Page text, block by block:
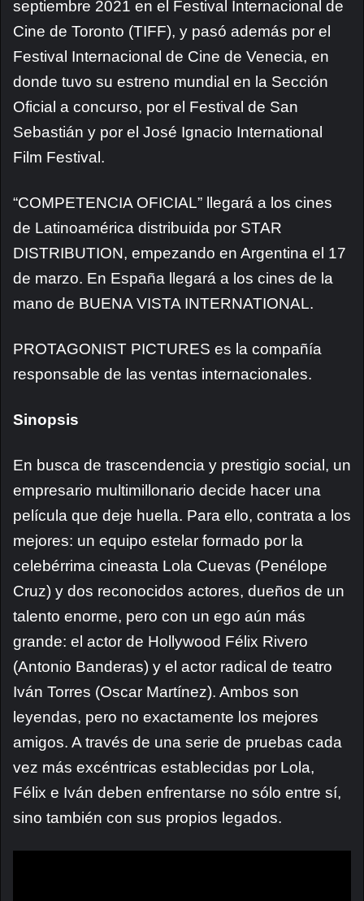
septiembre 2021 en el Festival Internacional de
Cine de Toronto (TIFF), y pasó además por el
Festival Internacional de Cine de Venecia, en
donde tuvo su estreno mundial en la Sección
Oficial a concurso, por el Festival de San
Sebastián y por el José Ignacio International
Film Festival.
“COMPETENCIA OFICIAL” llegará a los cines
de Latinoamérica distribuida por STAR
DISTRIBUTION, empezando en Argentina el 17
de marzo. En España llegará a los cines de la
mano de BUENA VISTA INTERNATIONAL.
PROTAGONIST PICTURES es la compañía
responsable de las ventas internacionales.
Sinopsis
En busca de trascendencia y prestigio social, un
empresario multimillonario decide hacer una
película que deje huella. Para ello, contrata a los
mejores: un equipo estelar formado por la
celebérrima cineasta Lola Cuevas (Penélope
Cruz) y dos reconocidos actores, dueños de un
talento enorme, pero con un ego aún más
grande: el actor de Hollywood Félix Rivero
(Antonio Banderas) y el actor radical de teatro
Iván Torres (Oscar Martínez). Ambos son
leyendas, pero no exactamente los mejores
amigos. A través de una serie de pruebas cada
vez más excéntricas establecidas por Lola,
Félix e Iván deben enfrentarse no sólo entre sí,
sino también con sus propios legados.